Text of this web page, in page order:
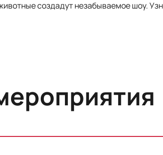
создадут незабываемое шоу.